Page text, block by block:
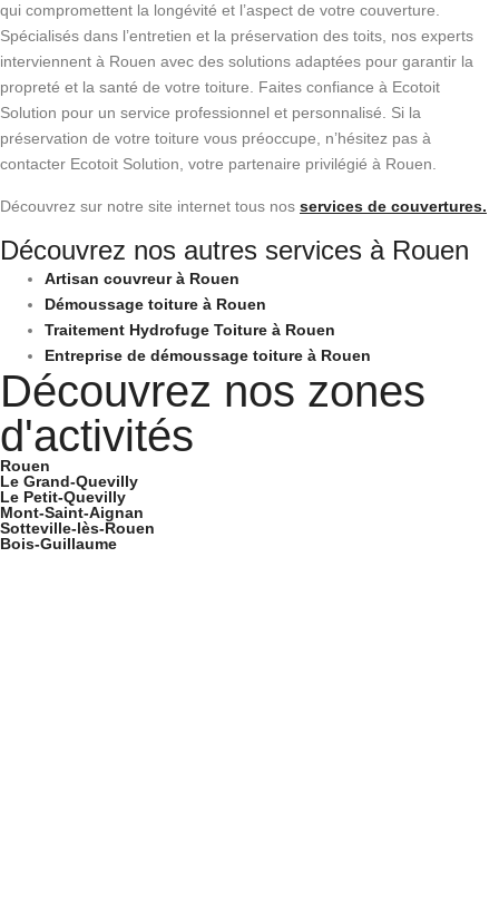
qui compromettent la longévité et l’aspect de votre couverture.
Spécialisés dans l’entretien et la préservation des toits, nos experts
interviennent à Rouen avec des solutions adaptées pour garantir la
propreté et la santé de votre toiture. Faites confiance à Ecotoit
Solution pour un service professionnel et personnalisé. Si la
préservation de votre toiture vous préoccupe, n’hésitez pas à
contacter Ecotoit Solution, votre partenaire privilégié à Rouen.
Découvrez sur notre site internet tous nos services de couvertures.
Découvrez nos autres services à Rouen
Artisan couvreur à Rouen
Démoussage toiture à Rouen
Traitement Hydrofuge Toiture à Rouen
Entreprise de démoussage toiture à Rouen
Découvrez nos zones
d'activités
Rouen
Le Grand-Quevilly
Le Petit-Quevilly
Mont-Saint-Aignan
Sotteville-lès-Rouen
Bois-Guillaume